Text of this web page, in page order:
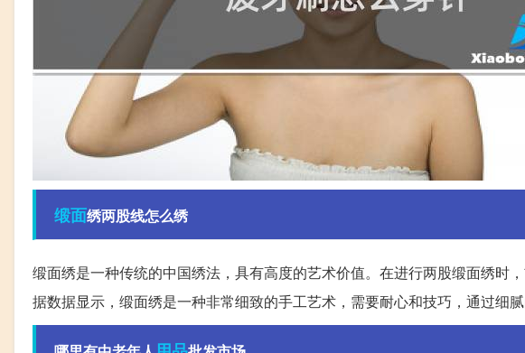
缎面绣两股线怎么绣
缎面绣是一种传统的中国绣法，具有高度的艺术价值。在进行两股缎面绣时
据数据显示，缎面绣是一种非常细致的手工艺术，需要耐心和技巧，通过细